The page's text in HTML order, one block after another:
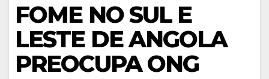
FOME NO SUL E
LESTE DE ANGOLA
PREOCUPA ONG